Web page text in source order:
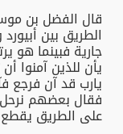
قال الفضل بن
الطريق بين
جارية فبينما هو
يأن للذين آمنوا
يارب قد آن فرجع
فقال بعضهم
على الطريق يقطع